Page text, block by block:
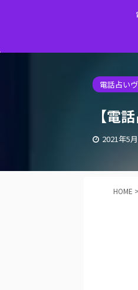
電話占い
【電
2021年5
HOME >